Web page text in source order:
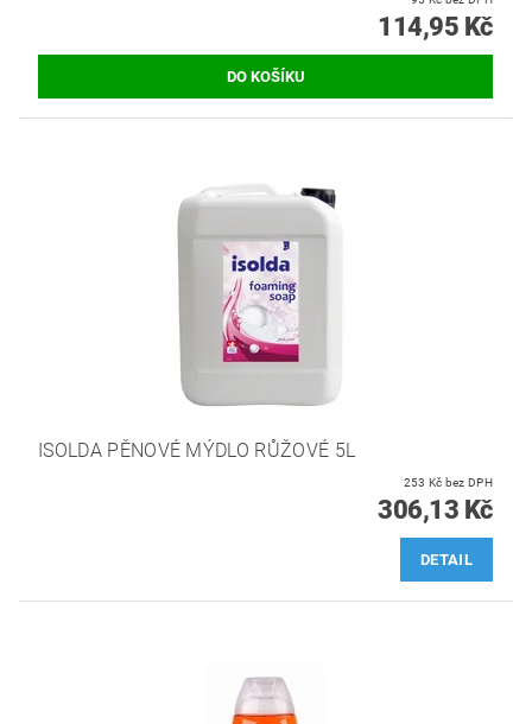
114,95 Kč
ISOLDA PĚNOVÉ MÝDLO RŮŽOVÉ 5L
253 Kč bez DPH
306,13 Kč
DETAIL